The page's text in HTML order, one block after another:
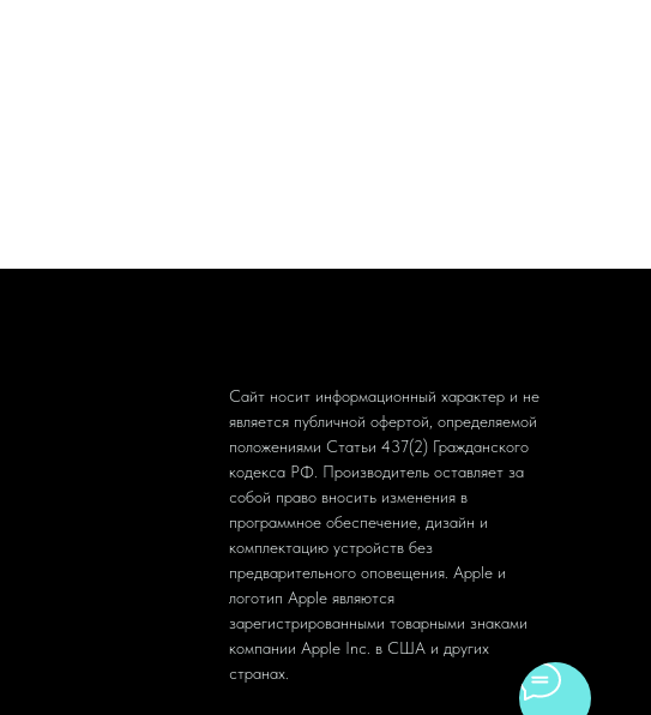
Сайт носит информационный характер и не
является публичной офертой, определяемой
положениями Статьи 437(2) Гражданского
кодекса РФ. Производитель оставляет за
собой право вносить изменения в
программное обеспечение, дизайн и
комплектацию устройств без
предварительного оповещения. Apple и
логотип Apple являются
зарегистрированными товарными знаками
компании Apple Inc. в США и других
странах.